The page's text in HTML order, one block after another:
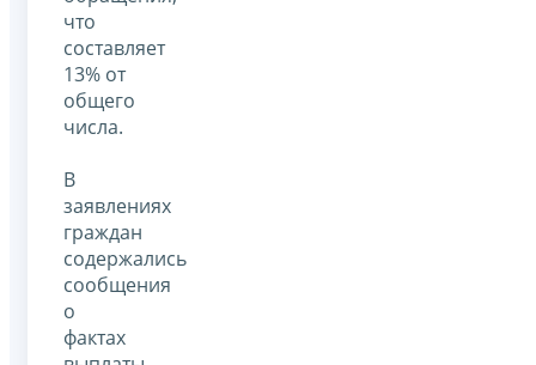
что
составляет
13% от
общего
числа.
В
заявлениях
граждан
содержались
сообщения
о
фактах